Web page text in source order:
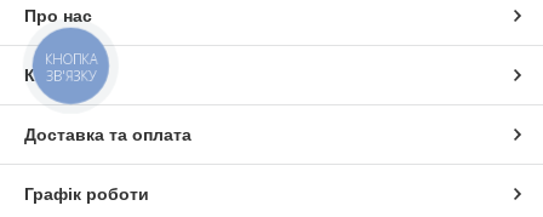
Про нас
Контакти
Доставка та оплата
Графік роботи
КНОПКА
ЗВ'ЯЗКУ